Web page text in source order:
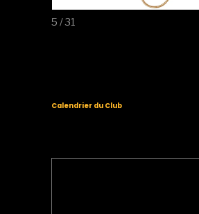
5 / 31
Calendrier du Club